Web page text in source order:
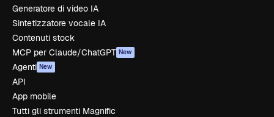
Generatore di video IA
Sintetizzatore vocale IA
Contenuti stock
MCP per Claude/ChatGPT New
Agenti New
API
App mobile
Tutti gli strumenti Magnific